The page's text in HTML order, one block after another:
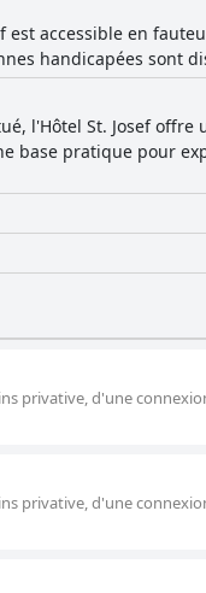
signifie qu'il est
le bruit occasionnel de la vie nocturne
est que la
confortables, bien
pour son
exceptionnel de son
et pratique à Zurich.
est accessible en
handicapées sont
l'Hôtel St. Josef offre
base pratique pour
privative, d'une
privative, d'une